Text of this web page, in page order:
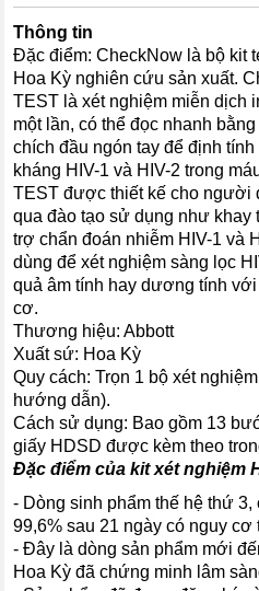
Thông tin
Đặc điểm: CheckNow là bộ kit
Hoa Kỳ nghiên cứu sản xuất.
TEST là xét nghiệm miễn dịch
một lần, có thể đọc nhanh
chích đầu ngón tay để định
kháng HIV-1 và HIV-2 trong
TEST được thiết kế cho người
qua đào tạo sử dụng như khay
trợ chẩn đoán nhiễm HIV-1 và
dùng để xét nghiệm sàng lọc
quả âm tính hay dương tính
cơ.
Thương hiệu: Abbott
Xuất sứ: Hoa Kỳ
Quy cách: Trọn 1 bộ xét
hướng dẫn).
Cách sử dụng: Bao gồm 13
giấy HDSD được kèm theo
Đặc điểm của kit xét nghiệm
- Dòng sinh phẩm thế hệ thứ
99,6% sau 21 ngày có nguy
- Đây là dòng sản phẩm mới
Hoa Kỳ đã chứng minh lâm